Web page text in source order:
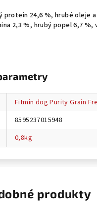
protein 24,6 %, hrubé oleje
2,3 %, hrubý popel 6,7 %,
Fitmin dog Purity Grain
8595237015948
0,8kg
produkty